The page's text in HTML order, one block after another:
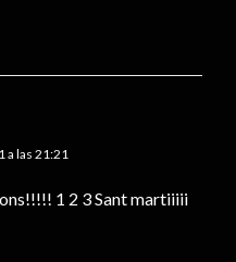
a las 21:21
1 2 3 Sant martiiiii